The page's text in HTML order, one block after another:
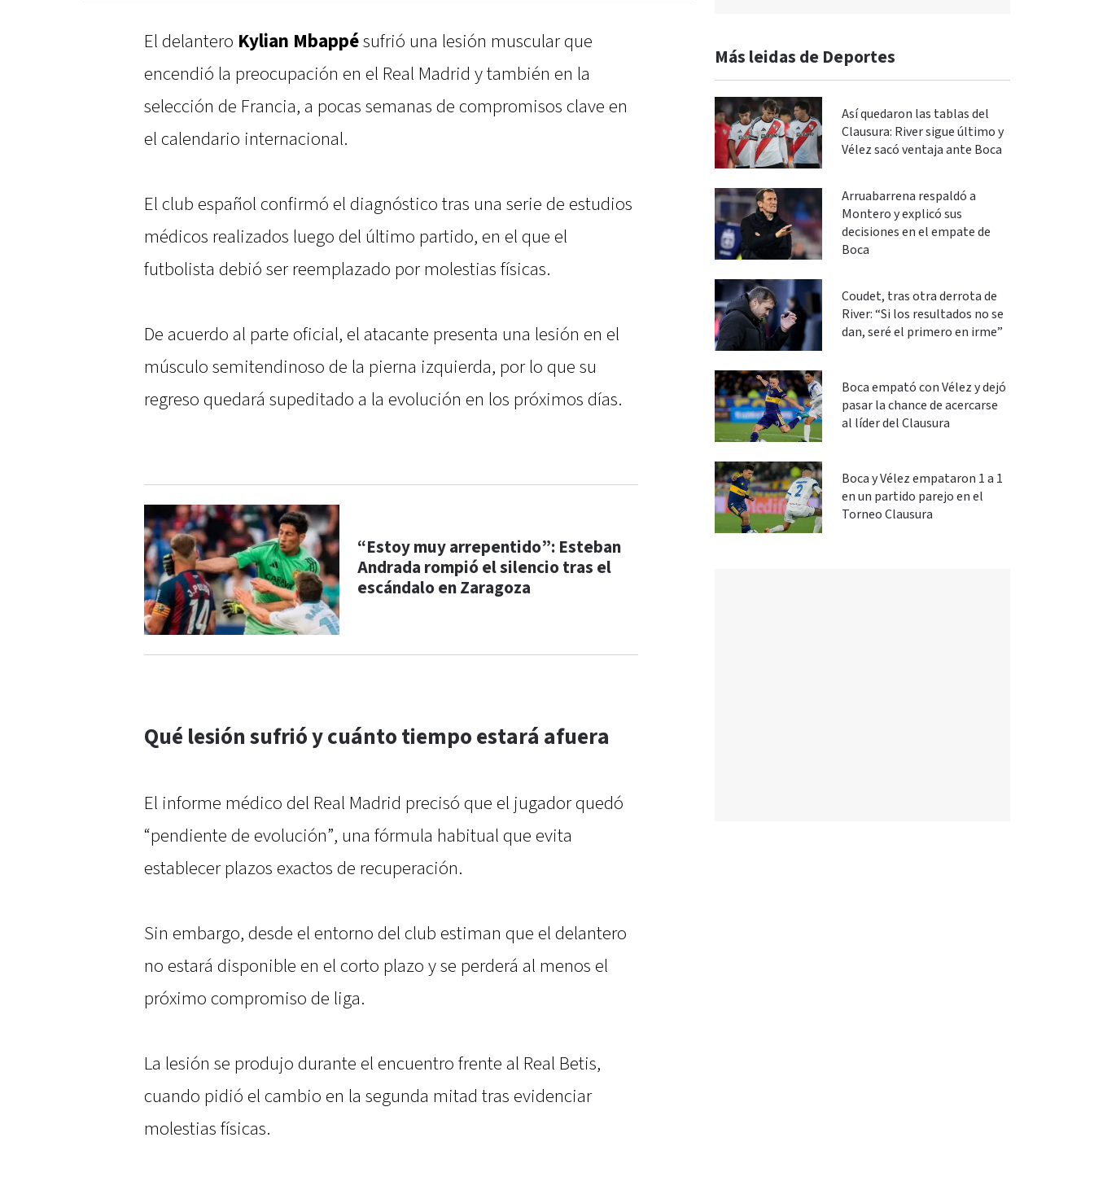
El delantero Kylian Mbappésufrió una lesión muscular que
encendió la preocupación en el Real Madrid y también en la
selección de Francia, a pocas semanas de compromisos clave en
el calendario internacional.
El club español confirmó el diagnóstico tras una serie de estudios
médicos realizados luego del último partido, en el que el
futbolista debió ser reemplazado por molestias físicas.
De acuerdo al parte oficial, el atacante presenta una lesión en el
músculo semitendinoso de la pierna izquierda, por lo que su
regreso quedará supeditado a la evolución en los próximos días.
“Estoy muy arrepentido”: Esteban
Andrada rompió el silencio tras el
escándalo en Zaragoza
Qué lesión sufrió y cuánto tiempo estará afuera
El informe médico del Real Madrid precisó que el jugador quedó
“pendiente de evolución”, una fórmula habitual que evita
establecer plazos exactos de recuperación.
Sin embargo, desde el entorno del club estiman que el delantero
no estará disponible en el corto plazo y se perderá al menos el
próximo compromiso de liga.
La lesión se produjo durante el encuentro frente al Real Betis,
cuando pidió el cambio en la segunda mitad tras evidenciar
molestias físicas.
Más leidas de Deportes
Así quedaron las tablas del
Clausura: River sigue último y
Vélez sacó ventaja ante Boca
Arruabarrena respaldó a
Montero y explicó sus
decisiones en el empate de
Boca
Coudet, tras otra derrota de
River: “Si los resultados no se
dan, seré el primero en irme”
Boca empató con Vélez y dejó
pasar la chance de acercarse
al líder del Clausura
Boca y Vélez empataron 1 a 1
en un partido parejo en el
Torneo Clausura